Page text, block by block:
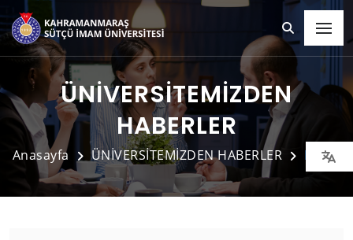
ÜNİVERSİTEMİZDEN
HABERLER
Anasayfa ÜNİVERSİTEMİZDEN HABERLER Detay